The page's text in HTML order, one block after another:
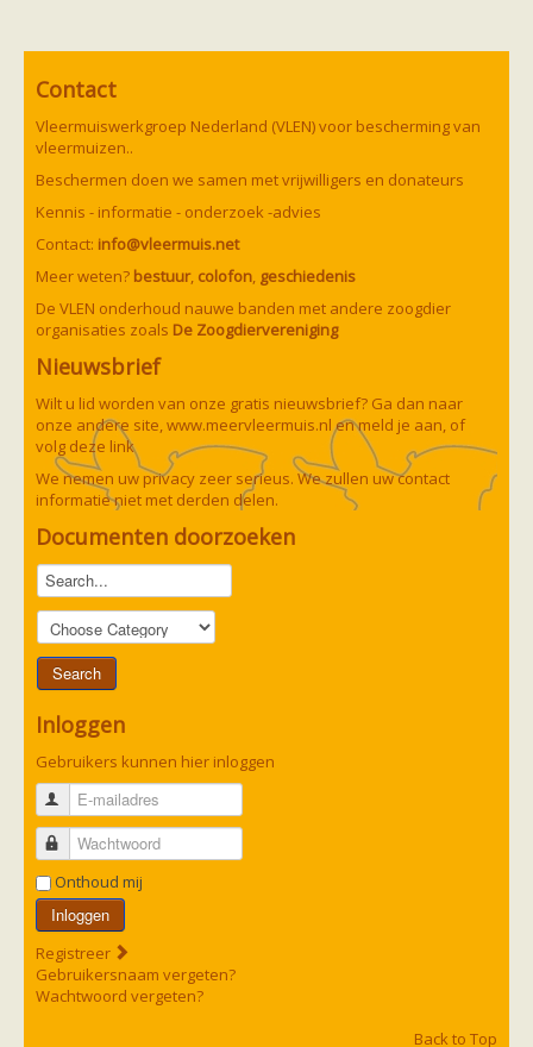
Watervleermuis
Kinderpagina
Spreekbeurt
Knutselen
Tekenen
Spelletjes
Weetjes
Meer weten
Links
Boeken en tijdschriften
geluiden van vleermuizen
Achtergrond informatie
Nieuwsberichten
Informatiefolders
Nederland
Buitenland
Meer dan vleermuizen
Handleidingen
Vlendag presentaties
Vlennieuwsbrief
Overige publicaties
zoonose info (rabies, corona, etc)
rapporten
Handleiding
Video beelden
Forum
Naar het forum
Contact
Vleermuiswerkgroep Nederland (VLEN) voor bescherming van
vleermuizen..
Beschermen doen we samen met vrijwilligers en donateurs
Kennis - informatie - onderzoek -advies
Contact: info@vleermuis.net
Meer weten? bestuur, colofon geschiedenis
De VLEN onderhoud nauwe banden met andere zoogdier
organisaties zoals De Zoogdiervereniging
Nieuwsbrief
Wilt u lid worden van onze gratis nieuwsbrief? Ga dan naar
onze andere site, www.meervleermuis.nlen meld je aan, of
volg deze link
We nemen uw privacy zeer serieus. We zullen uw contact
informatie niet met derden delen.
Documenten doorzoeken
Inloggen
Gebruikers kunnen hier inloggen
E-mailadres
Wachtwoord
Onthoud mij
Inloggen
Registreer
Gebruikersnaam vergeten?
Wachtwoord vergeten?
Back to Top